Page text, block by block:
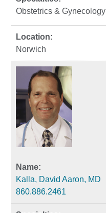
Obstetrics & Gynecology
Norwich
Kalla, David Aaron, MD
860.886.2461